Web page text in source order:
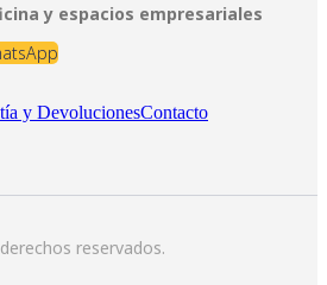
y espacios empresariales
y DevolucionesContacto
reservados.